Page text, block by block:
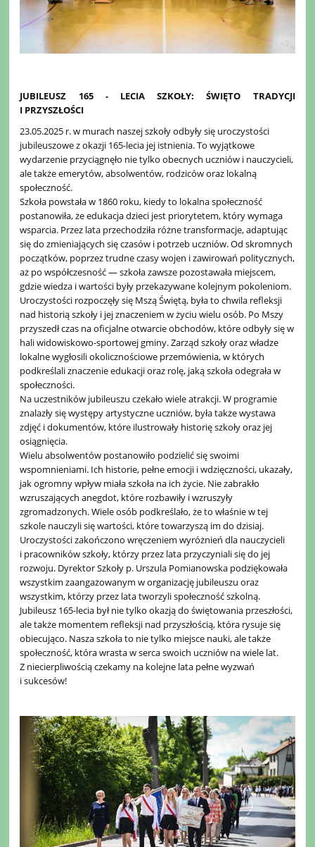
JUBILEUSZ 165 - LECIA SZKOŁY: ŚWIĘTO TRADYCJI
I PRZYSZŁOŚCI
23.05.2025 r. w murach naszej szkoły odbyły się uroczystości
jubileuszowe z okazji 165-lecia jej istnienia. To wyjątkowe
wydarzenie przyciągnęło nie tylko obecnych uczniów i nauczycieli,
ale także emerytów, absolwentów, rodziców oraz lokalną
społeczność.
Szkoła powstała w 1860 roku, kiedy to lokalna społeczność
postanowiła, że edukacja dzieci jest priorytetem, który wymaga
wsparcia. Przez lata przechodziła różne transformacje, adaptując
się do zmieniających się czasów i potrzeb uczniów. Od skromnych
początków, poprzez trudne czasy wojen i zawirowań politycznych,
aż po współczesność — szkoła zawsze pozostawała miejscem,
gdzie wiedza i wartości były przekazywane kolejnym pokoleniom.
Uroczystości rozpoczęły się Mszą Świętą, była to chwila refleksji
nad historią szkoły i jej znaczeniem w życiu wielu osób. Po Mszy
przyszedł czas na oficjalne otwarcie obchodów, które odbyły się w
hali widowiskowo-sportowej gminy. Zarząd szkoły oraz władze
lokalne wygłosili okolicznościowe przemówienia, w których
podkreślali znaczenie edukacji oraz rolę, jaką szkoła odegrała w
społeczności.
Na uczestników jubileuszu czekało wiele atrakcji. W programie
znalazły się występy artystyczne uczniów, była także wystawa
zdjęć i dokumentów, które ilustrowały historię szkoły oraz jej
osiągnięcia.
Wielu absolwentów postanowiło podzielić się swoimi
wspomnieniami. Ich historie, pełne emocji i wdzięczności, ukazały,
jak ogromny wpływ miała szkoła na ich życie. Nie zabrakło
wzruszających anegdot, które rozbawiły i wzruszyły
zgromadzonych. Wiele osób podkreślało, że to właśnie w tej
szkole nauczyli się wartości, które towarzyszą im do dzisiaj.
Uroczystości zakończono wręczeniem wyróżnień dla nauczycieli
i pracowników szkoły, którzy przez lata przyczyniali się do jej
rozwoju. Dyrektor Szkoły p. Urszula Pomianowska podziękowała
wszystkim zaangażowanym w organizację jubileuszu oraz
wszystkim, którzy przez lata tworzyli społeczność szkolną.
Jubileusz 165-lecia był nie tylko okazją do świętowania przeszłości,
ale także momentem refleksji nad przyszłością, która rysuje się
obiecująco. Nasza szkoła to nie tylko miejsce nauki, ale także
społeczność, która wrasta w serca swoich uczniów na wiele lat.
Z niecierpliwością czekamy na kolejne lata pełne wyzwań
i sukcesów!